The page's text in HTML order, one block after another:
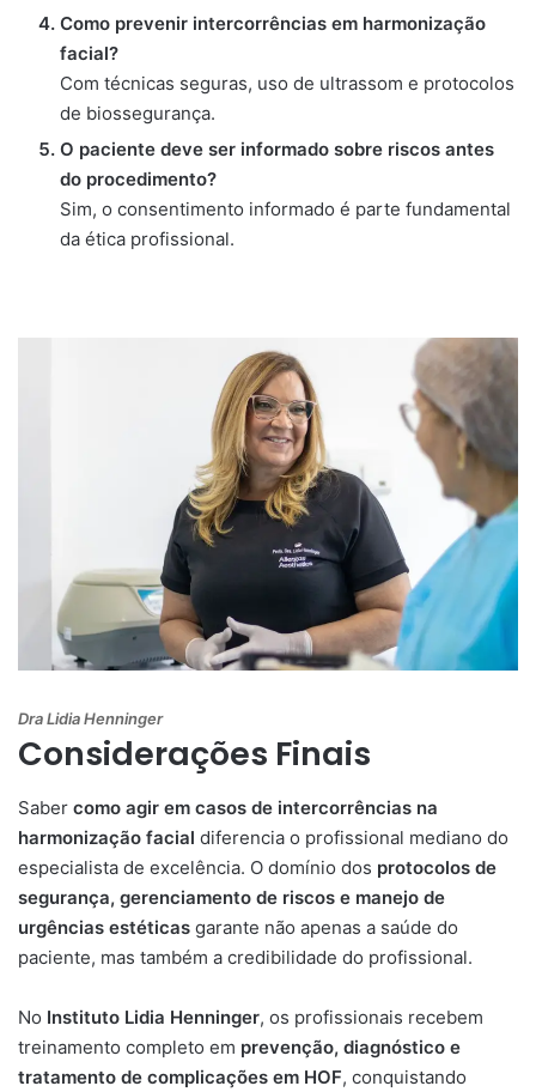
Como prevenir intercorrências em harmonização
facial?
Com técnicas seguras, uso de ultrassom e protocolos
de biossegurança.
O paciente deve ser informado sobre riscos antes
do procedimento?
Sim, o consentimento informado é parte fundamental
da ética profissional.
Dra Lidia Henninger
Considerações Finais
Saber como agir em casos de intercorrências na
harmonização facial diferencia o profissional mediano do
especialista de excelência. O domínio dos protocolos de
segurança, gerenciamento de riscos e manejo de
urgências estéticas garante não apenas a saúde do
paciente, mas também a credibilidade do profissional.
No Instituto Lidia Henninger, os profissionais recebem
treinamento completo em prevenção, diagnóstico e
tratamento de complicações em HOF, conquistando